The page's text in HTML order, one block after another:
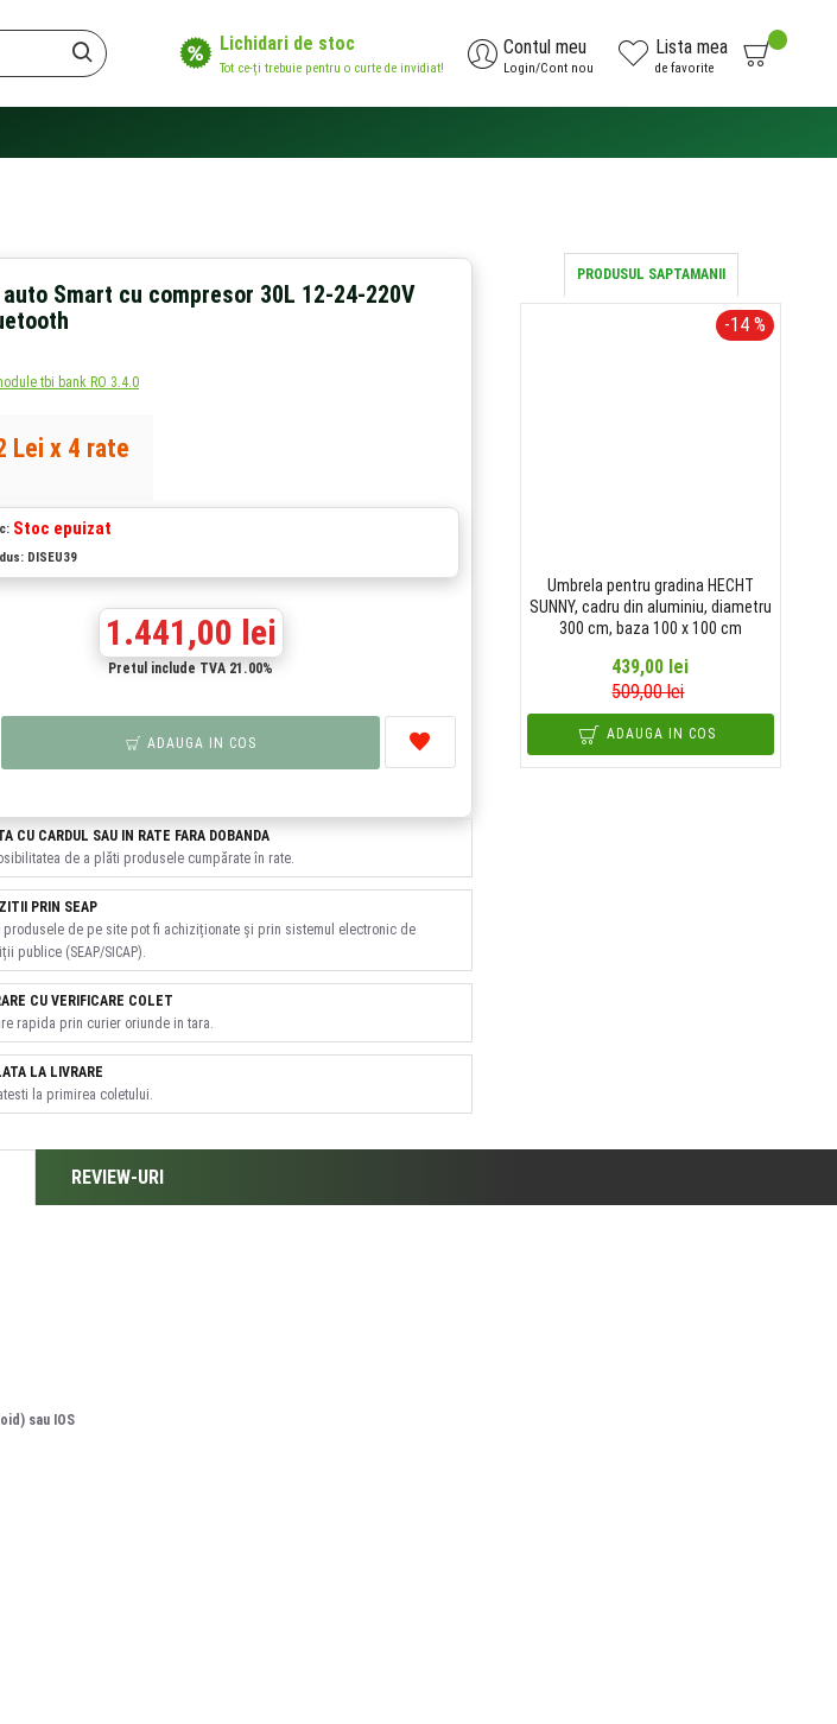
Lichidari de stoc
Tot ce-ți trebuie pentru o curte de invidiat!
Contul meu
Login/Cont nou
Lista mea
de favorite
Smart cu compresor 30L 12-24-220V
Stoc epuizat
DISEU39
1.441,00 lei
Pretul include TVA 21.00%
ADAUGA IN COS
Lei x 4 rate
LA LIVRARE
la primirea coletului.
CU VERIFICARE COLET
rapida prin curier oriunde in tara.
CU CARDUL SAU IN RATE FARA DOBANDA
de a plăti produsele cumpărate în rate.
PRIN SEAP
produsele de pe site pot fi achiziționate și prin sistemul electronic de
publice (SEAP/SICAP).
PRODUSUL SAPTAMANII
-14 %
Umbrela pentru gradina HECHT
SUNNY, cadru din aluminiu, diametru
300 cm, baza 100 x 100 cm
439,00 lei
509,00 lei
ADAUGA IN COS
REVIEW-URI
sau IOS